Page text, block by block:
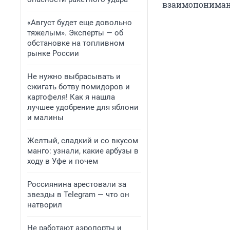
«Август будет еще довольно
тяжелым». Эксперты — об
обстановке на топливном
рынке России
Не нужно выбрасывать и
сжигать ботву помидоров и
картофеля! Как я нашла
лучшее удобрение для яблони
и малины
Желтый, сладкий и со вкусом
манго: узнали, какие арбузы в
ходу в Уфе и почем
Россиянина арестовали за
звезды в Telegram — что он
натворил
Не работают аэропорты и